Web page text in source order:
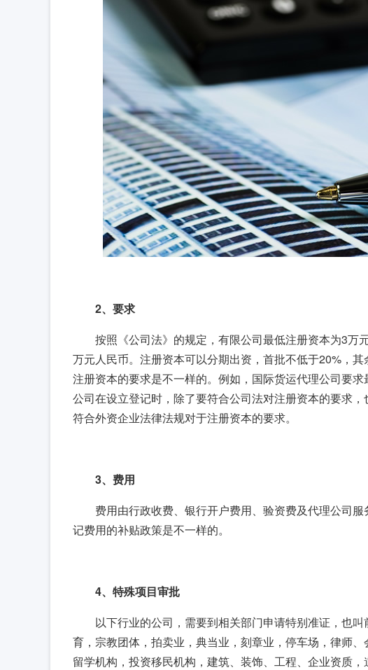
2、要求
按照《公司法》的规定，有限公司最低注册资本为3万
万元人民币。注册资本可以分期出资，首批不低于20%，
注册资本的要求是不一样的。例如，国际货运代理公司要
公司在设立登记时，除了要符合公司法对注册资本的要求
符合外资企业法律法规对于注册资本的要求。
3、费用
费用由行政收费、银行开户费用、验资费及代理公司
记费用的补贴政策是不一样的。
4、特殊项目审批
以下行业的公司，需要到相关部门申请特别准证，也
育，宗教团体，拍卖业，典当业，刻章业，停车场，律师
留学机构，投资移民机构，建筑、装饰、工程、企业资质